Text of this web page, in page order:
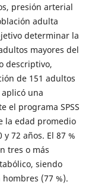
presión arterial
adulta
determinar la
mayores del
descriptivo,
de 151 adultos
una
el programa SPSS
la edad promedio
72 años. El 87 %
tres o más
siendo
(77 %).